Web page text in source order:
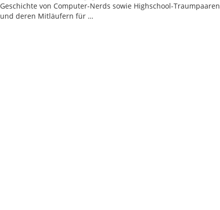
Geschichte von Computer-Nerds sowie Highschool-Traumpaaren
und deren Mitläufern für …